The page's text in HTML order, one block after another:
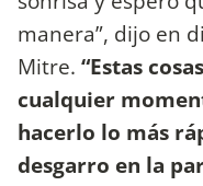
manera”, dijo en
Mitre. “Estas
cualquier
hacerlo lo más
desgarro en la